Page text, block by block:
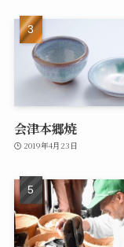
会津本郷焼
2019年4月23日